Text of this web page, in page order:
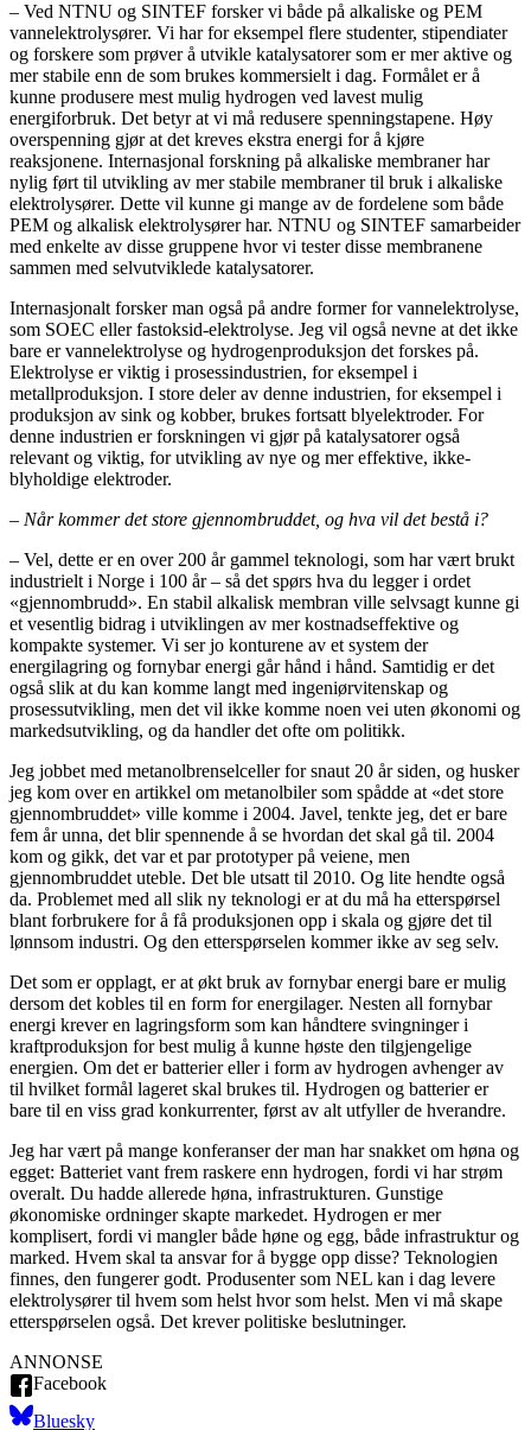
– Ved NTNU og SINTEF forsker vi både på alkaliske og PEM
vannelektrolysører. Vi har for eksempel flere studenter, stipendiater
og forskere som prøver å utvikle katalysatorer som er mer aktive og
mer stabile enn de som brukes kommersielt i dag. Formålet er å
kunne produsere mest mulig hydrogen ved lavest mulig
energiforbruk. Det betyr at vi må redusere spenningstapene. Høy
overspenning gjør at det kreves ekstra energi for å kjøre
reaksjonene. Internasjonal forskning på alkaliske membraner har
nylig ført til utvikling av mer stabile membraner til bruk i alkaliske
elektrolysører. Dette vil kunne gi mange av de fordelene som både
PEM og alkalisk elektrolysører har. NTNU og SINTEF samarbeider
med enkelte av disse gruppene hvor vi tester disse membranene
sammen med selvutviklede katalysatorer.
Internasjonalt forsker man også på andre former for vannelektrolyse,
som SOEC eller fastoksid-elektrolyse. Jeg vil også nevne at det ikke
bare er vannelektrolyse og hydrogenproduksjon det forskes på.
Elektrolyse er viktig i prosessindustrien, for eksempel i
metallproduksjon. I store deler av denne industrien, for eksempel i
produksjon av sink og kobber, brukes fortsatt blyelektroder. For
denne industrien er forskningen vi gjør på katalysatorer også
relevant og viktig, for utvikling av nye og mer effektive, ikke-
blyholdige elektroder.
– Når kommer det store gjennombruddet, og hva vil det bestå i?
– Vel, dette er en over 200 år gammel teknologi, som har vært brukt
industrielt i Norge i 100 år – så det spørs hva du legger i ordet
«gjennombrudd». En stabil alkalisk membran ville selvsagt kunne gi
et vesentlig bidrag i utviklingen av mer kostnadseffektive og
kompakte systemer. Vi ser jo konturene av et system der
energilagring og fornybar energi går hånd i hånd. Samtidig er det
også slik at du kan komme langt med ingeniørvitenskap og
prosessutvikling, men det vil ikke komme noen vei uten økonomi og
markedsutvikling, og da handler det ofte om politikk.
Jeg jobbet med metanolbrenselceller for snaut 20 år siden, og husker
jeg kom over en artikkel om metanolbiler som spådde at «det store
gjennombruddet» ville komme i 2004. Javel, tenkte jeg, det er bare
fem år unna, det blir spennende å se hvordan det skal gå til. 2004
kom og gikk, det var et par prototyper på veiene, men
gjennombruddet uteble. Det ble utsatt til 2010. Og lite hendte også
da. Problemet med all slik ny teknologi er at du må ha etterspørsel
blant forbrukere for å få produksjonen opp i skala og gjøre det til
lønnsom industri. Og den etterspørselen kommer ikke av seg selv.
Det som er opplagt, er at økt bruk av fornybar energi bare er mulig
dersom det kobles til en form for energilager. Nesten all fornybar
energi krever en lagringsform som kan håndtere svingninger i
kraftproduksjon for best mulig å kunne høste den tilgjengelige
energien. Om det er batterier eller i form av hydrogen avhenger av
til hvilket formål lageret skal brukes til. Hydrogen og batterier er
bare til en viss grad konkurrenter, først av alt utfyller de hverandre.
Jeg har vært på mange konferanser der man har snakket om høna og
egget: Batteriet vant frem raskere enn hydrogen, fordi vi har strøm
overalt. Du hadde allerede høna, infrastrukturen. Gunstige
økonomiske ordninger skapte markedet. Hydrogen er mer
komplisert, fordi vi mangler både høne og egg, både infrastruktur og
marked. Hvem skal ta ansvar for å bygge opp disse? Teknologien
finnes, den fungerer godt. Produsenter som NEL kan i dag levere
elektrolysører til hvem som helst hvor som helst. Men vi må skape
etterspørselen også. Det krever politiske beslutninger.
ANNONSE
Facebook
Bluesky